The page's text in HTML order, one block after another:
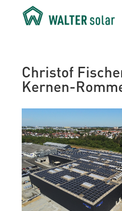
Christof
Kernen-